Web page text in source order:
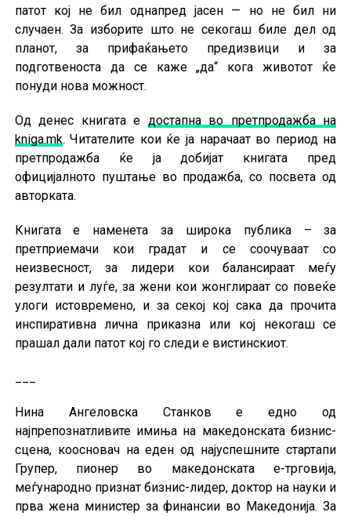
патот кој не бил однапред јасен — но не бил ни
случаен. За изборите што не секогаш биле дел од
планот, за прифаќањето предизвици и за
подготвеноста да се каже „да“ кога животот ќе
понуди нова можност.
Од денес книгата е достапна во претпродажба на
kniga.mk. Читателите кои ќе ја нарачаат во период на
претпродажба ќе ја добијат книгата пред
официјалното пуштање во продажба, со посвета од
авторката.
Книгата е наменета за широка публика – за
претприемачи кои градат и се соочуваат со
неизвесност, за лидери кои балансираат меѓу
резултати и луѓе, за жени кои жонглираат со повеќе
улоги истовремено, и за секој кој сака да прочита
инспиративна лична приказна или кој некогаш се
прашал дали патот кој го следи е вистинскиот.
Нина Ангеловска Станков е едно од
најпрепознатливите имиња на македонската бизнис-
сцена, коосновач на еден од најуспешните стартапи
Групер, пионер во македонската е-трговија,
меѓународнo признат бизнис-лидер, доктор на науки и
прва жена министер за финансии во Македонија. За